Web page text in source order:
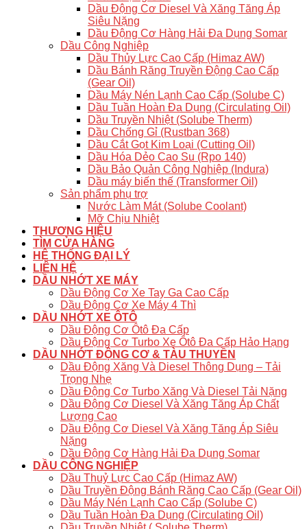
Dầu Động Cơ Diesel Và Xăng Tăng Áp
Siêu Nặng
Dầu Động Cơ Hàng Hải Đa Dụng Somar
Dầu Công Nghiệp
Dầu Thủy Lực Cao Cấp (Himaz AW)
Dầu Bánh Răng Truyền Động Cao Cấp
(Gear Oil)
Dầu Máy Nén Lạnh Cao Cấp (Solube C)
Dầu Tuần Hoàn Đa Dụng (Circulating Oil)
Dầu Truyền Nhiệt (Solube Therm)
Dầu Chống Gỉ (Rustban 368)
Dầu Cắt Gọt Kim Loại (Cutting Oil)
Dầu Hóa Dẻo Cao Su (Rpo 140)
Dầu Bảo Quản Công Nghiệp (Indura)
Dầu máy biến thế (Transformer Oil)
Sản phẩm phụ trợ
Nước Làm Mát (Solube Coolant)
Mỡ Chịu Nhiệt
THƯƠNG HIỆU
TÌM CỬA HÀNG
HỆ THỐNG ĐẠI LÝ
LIÊN HỆ
DẦU NHỚT XE MÁY
Dầu Động Cơ Xe Tay Ga Cao Cấp
Dầu Động Cơ Xe Máy 4 Thì
DẦU NHỚT XE ÔTÔ
Dầu Động Cơ Ôtô Đa Cấp
Dầu Động Cơ Turbo Xe Ôtô Đa Cấp Hảo Hạng
DẦU NHỚT ĐỘNG CƠ & TÀU THUYỀN
Dầu Động Xăng Và Diesel Thông Dụng – Tải
Trọng Nhẹ
Dầu Động Cơ Turbo Xăng Và Diesel Tải Nặng
Dầu Động Cơ Diesel Và Xăng Tăng Áp Chất
Lượng Cao
Dầu Động Cơ Diesel Và Xăng Tăng Áp Siêu
Nặng
Dầu Động Cơ Hàng Hải Đa Dụng Somar
DẦU CÔNG NGHIỆP
Dầu Thuỷ Lực Cao Cấp (Himaz AW)
Dầu Truyền Động Bánh Răng Cao Cấp (Gear Oil)
Dầu Máy Nén Lạnh Cao Cấp (Solube C)
Dầu Tuần Hoàn Đa Dụng (Circulating Oil)